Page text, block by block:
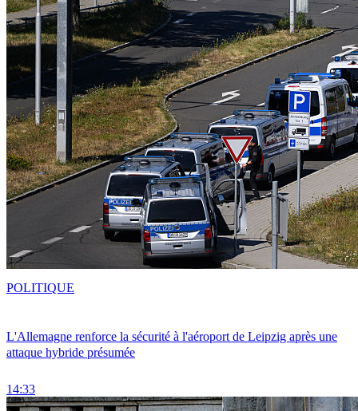
L'Allemagne renforce la sécurité à l'aéroport de Leipzig après une
attaque hybride présumée
14:33
POLITIQUE